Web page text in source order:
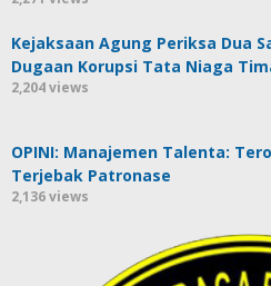
Kejaksaan Agung Periksa Dua
Dugaan Korupsi Tata Niaga
2,204 views
OPINI: Manajemen Talenta:
Terjebak Patronase
2,136 views